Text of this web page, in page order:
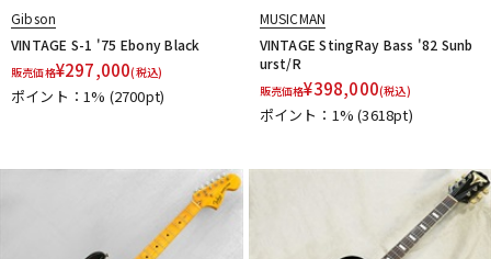
Gibson
VINTAGE S-1 '75 Ebony Black
販売価格¥297,000(税込)
ポイント：1% (2700pt)
MUSICMAN
VINTAGE StingRay Bass '82 Sunb
urst/R
販売価格¥398,000(税込)
ポイント：1%(3618pt)